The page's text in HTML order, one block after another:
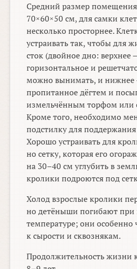
Средний размер
70×60×50 см, для самки
несколько просторнее.
устраивать так, чтобы для
сток (двойное дно: верхнее
горизонтальное и
можно вынимать, и нижнее
пропитанное дёгтем и
измельчённым торфом или
Кроме того, необходимо
подстилку для
Хорошо устраивать для
но сетку, которая его
на 30–40 см углубить в
кролики подроются под
Холод взрослые кролики
но детёныши погибают при
температуре; они особенно
к сырости и сквознякам.
Продолжительность жизни